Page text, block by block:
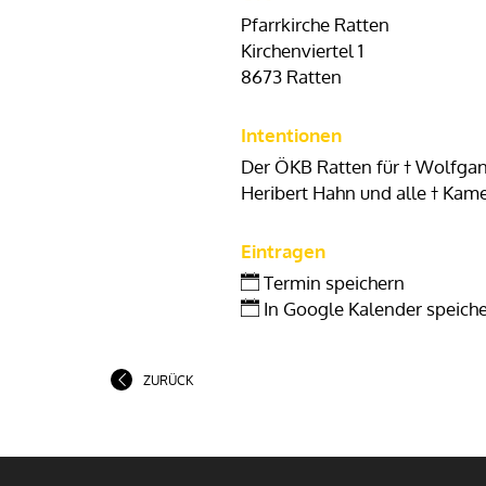
Pfarrkirche Ratten
Kirchenviertel 1
8673 Ratten
Intentionen
Der ÖKB Ratten für †
Heribert Hahn und alle †
Eintragen
Termin speichern
In Google Kalender
ZURÜCK